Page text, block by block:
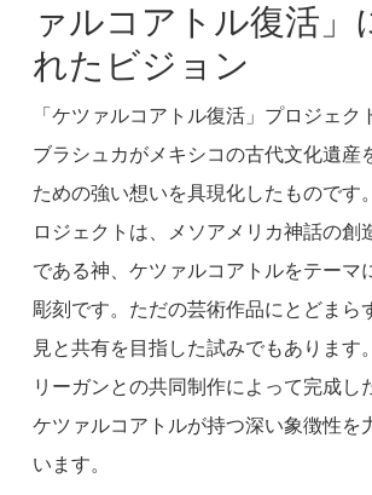
ァルコアトル復活」
れたビジョン
「ケツァルコアトル復活」プロジェク
ブラシュカがメキシコの古代文化遺産
ための強い想いを具現化したものです
ロジェクトは、メソアメリカ神話の創
である神、ケツァルコアトルをテーマ
彫刻です。ただの芸術作品にとどまら
見と共有を目指した試みでもあります
リーガンとの共同制作によって完成し
ケツァルコアトルが持つ深い象徴性を
います。